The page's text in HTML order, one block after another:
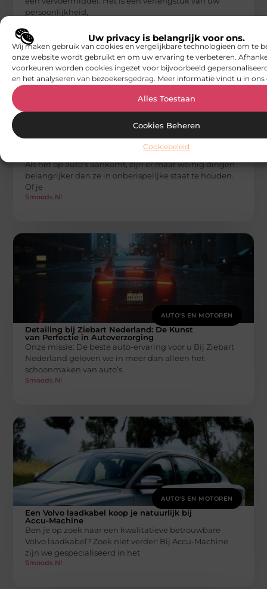
Uw privacy is belangrijk voor ons.
Wij maken gebruik van cookies en vergelijkbare technologieën om te
onze website wordt gebruikt en om uw ervaring te verbeteren.
voorkeuren worden cookies ingezet voor bijvoorbeeld
en het analyseren van bezoekersgedrag. Meer informatie vindt u in ons
Alles Toestaan
Cookies Beheren
Cookiebeleid
persoonlijkheid,
De Kunst van High-End Cardetailing bij
Als het op auto’s aankomt, zijn er maar weinig dingen
belangrijker dan ze in onberispelijke staat te houden.
Of je
Smoods.nl
AUTO'S EN MOTOREN
Detailing bij Ziebart Nederland: De Kunst
van Perfectie in Autoverzorging
Onze missie: De beste auto-ervaring voor u Bij Ziebart
Nederland geloven we in meer dan alleen het
schoonmaken van auto’s.
Smoods.nl
AUTO'S EN MOTOREN
Een Volvo laadkabel koop je natuurlijk bij
Accu-Machine
Ben je op zoek naar een kwalitatieve betrouwbare
Volvo laadkabel? Zoek niet verder! Bij Accu-Machine
zijn we gespecialiseerd in het
Smoods.nl